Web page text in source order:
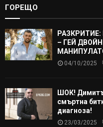
ГОРЕЩО
РАЗКРИТИЕ:
– ГЕЙ
04/10/2025
ШОК!
смъртна
диагноза!
23/03/2025